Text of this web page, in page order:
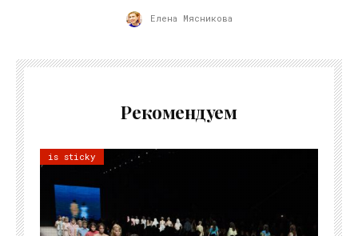
Елена Мясникова
Рекомендуем
is sticky